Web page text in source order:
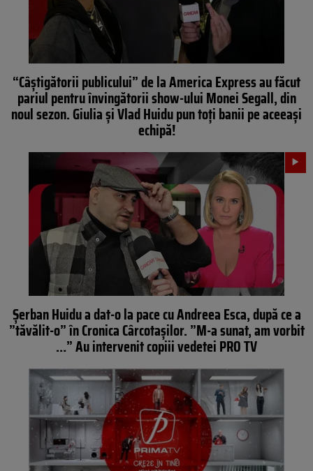
“Câștigătorii publicului” de la America Express au făcut
pariul pentru învingătorii show-ului Monei Segall, din
noul sezon. Giulia și Vlad Huidu pun toți banii pe aceeași
echipă!
Șerban Huidu a dat-o la pace cu Andreea Esca, după ce a
”tăvălit-o” în Cronica Cârcotașilor. ”M-a sunat, am vorbit
…” Au intervenit copiii vedetei PRO TV